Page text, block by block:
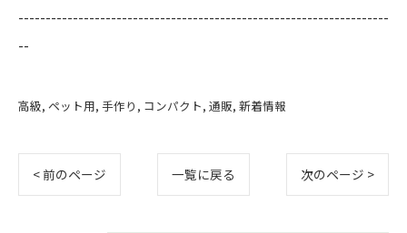
--------------------------------------------------------------------
--
高級 ペット用 手作り コンパクト 通販 新着情報
< 前のページ 一覧に戻る 次のページ >